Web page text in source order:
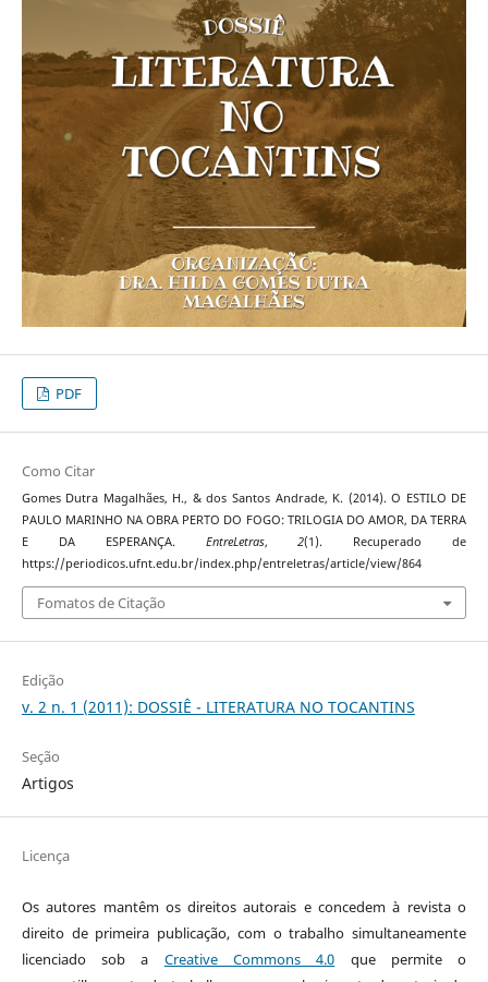
PDF
Como Citar
Gomes Dutra Magalhães, H., & dos Santos Andrade, K. (2014). O ESTILO DE
PAULO MARINHO NA OBRA PERTO DO FOGO: TRILOGIA DO AMOR, DA TERRA
E DA ESPERANÇA. EntreLetras,2(1). Recuperado de
https://periodicos.ufnt.edu.br/index.php/entreletras/article/view/864
Fomatos de Citação
Edição
v. 2 n. 1 (2011): DOSSIÊ - LITERATURA NO TOCANTINS
Seção
Artigos
Licença
Os autores mantêm os direitos autorais e concedem à revista o
direito de primeira publicação, com o trabalho simultaneamente
licenciado sob a Creative Commons 4.0 que permite o